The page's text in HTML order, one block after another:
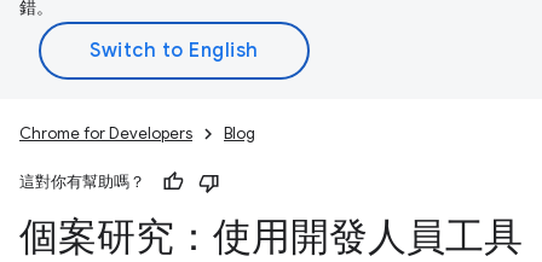
錯。
Chrome for Developers Blog
這對你有幫助嗎？
個案研究：使用開發人員工具